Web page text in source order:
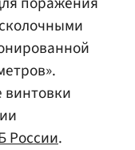
винтовки
России.